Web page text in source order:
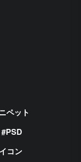
ペット
PSD
コン